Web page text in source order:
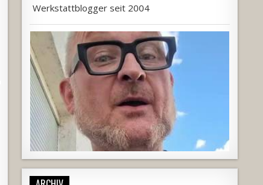
Werkstattblogger seit 2004